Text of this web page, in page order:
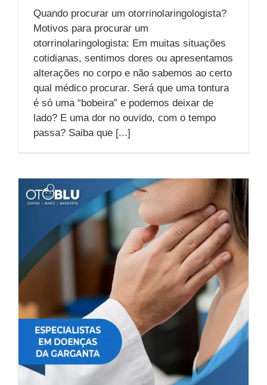
Quando procurar um otorrinolaringologista?
Motivos para procurar um
otorrinolaringologista: Em muitas situações
cotidianas, sentimos dores ou apresentamos
alterações no corpo e não sabemos ao certo
qual médico procurar. Será que uma tontura
é só uma “bobeira” e podemos deixar de
lado? E uma dor no ouvido, com o tempo
passa? Saiba que [...]